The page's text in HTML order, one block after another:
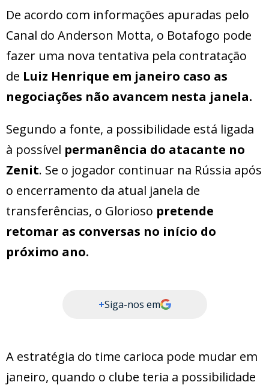
De acordo com informações apuradas pelo
Canal do Anderson Motta, o Botafogo pode
fazer uma nova tentativa pela contratação
de Luiz Henrique em janeiro caso as
negociações não avancem nesta janela.
Segundo a fonte, a possibilidade está ligada
à possível permanência do atacante no
Zenit. Se o jogador continuar na Rússia após
o encerramento da atual janela de
transferências, o Glorioso pretende
retomar as conversas no início do
próximo ano.
+Siga-nos em
A estratégia do time carioca pode mudar em
janeiro, quando o clube teria a possibilidade